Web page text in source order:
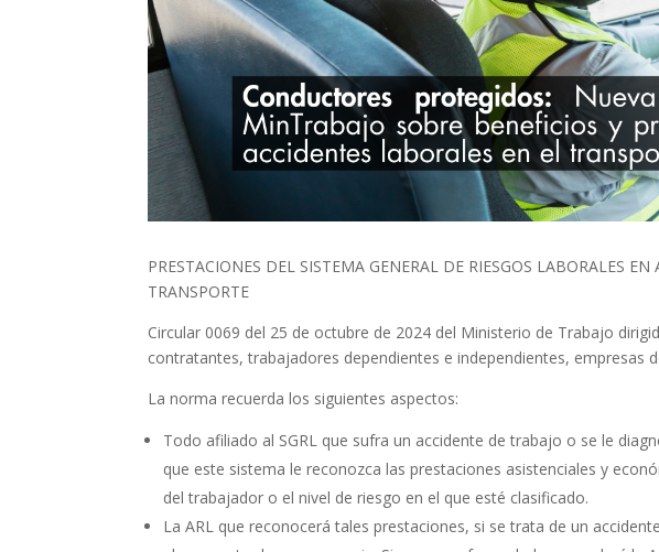
PRESTACIONES DEL SISTEMA GENERAL DE RIESGOS LABORALES
TRANSPORTE
Circular 0069 del 25 de octubre de 2024 del Ministerio de Trabajo
contratantes, trabajadores dependientes e independientes, empresas
La norma recuerda los siguientes aspectos:
Todo afiliado al SGRL que sufra un accidente de trabajo o se le
que este sistema le reconozca las prestaciones asistenciales y
del trabajador o el nivel de riesgo en el que esté clasificado.
La ARL que reconocerá tales prestaciones, si se trata de un